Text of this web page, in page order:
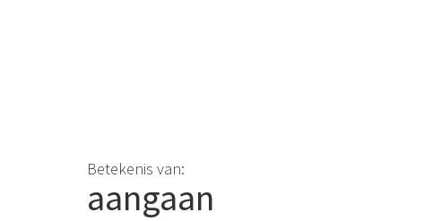
Betekenis van:
aangaan